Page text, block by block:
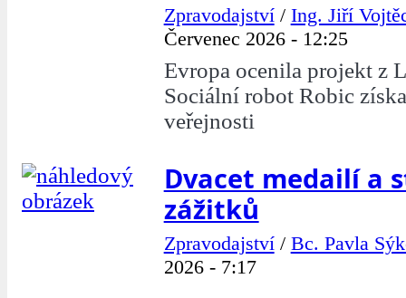
Zpravodajství/ Ing. Jiří
Červenec 2026 - 12:25
Evropa ocenila projekt z
Sociální robot Robic
veřejnosti
Dvacet medailí a
zážitků
Zpravodajství/ Bc. Pavla
2026 - 7:17